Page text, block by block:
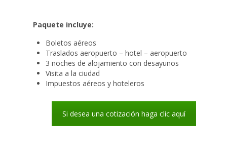
Paquete incluye:
Boletos aéreos
Traslados aeropuerto – hotel – aeropuerto
3 noches de alojamiento con desayunos
Visita a la ciudad
Impuestos aéreos y hoteleros
Si desea una cotización haga clic aquí